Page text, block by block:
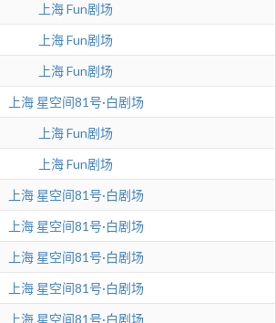
上海Fun剧场
上海Fun剧场
上海Fun剧场
上海 星空间81号·白剧场
上海Fun剧场
上海Fun剧场
上海 星空间81号·白剧场
上海 星空间81号·白剧场
上海 星空间81号·白剧场
上海 星空间81号·白剧场
上海 星空间81号·白剧场